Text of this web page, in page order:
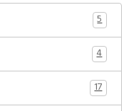
5
4
17